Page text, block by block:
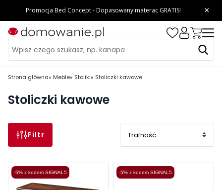
Strona główna Meble Stoliki Stoliczki kawowe
Stoliczki kawowe
Filtr
-5% z kodem SIGNAL5 -5% z kodem SIGNAL5